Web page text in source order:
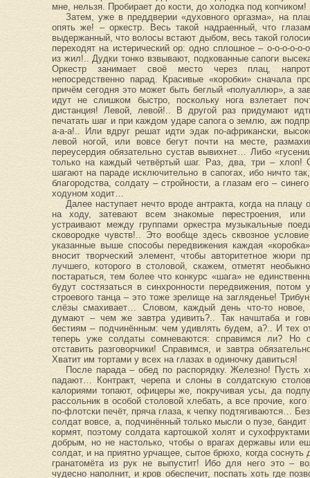
мне, нельзя. Пробирает до кости, до холодка под копчиком!
Затем, уже в преддверии «духовного оргазма», на
опять же! – оркестр. Весь такой надраенный, что
выдержанный, что волосы встают дыбом, весь такой
переходят на истерический ор: одно сплошное – о-о-о-о-
из жил!.. Дудки тонко взвывают, подкованные сапоги
Оркестр занимает своё место через плац,
непосредственно парад. Красивые «коробки» сначала
причём сегодня это может быть беглый «полуаллюр», а
идут не слишком быстро, поскольку нога взлетает
дистанция! Левой, левой!.. В другой раз придумают
печатать шаг и при каждом ударе сапога о землю, аж
а-а-а!.. Или вдруг решат идти эдак по-африкански,
левой ногой, или вовсе бегут почти на месте,
переусердия обязательно сустав вывихнет… Либо
только на каждый четвёртый шаг. Раз, два, три – хлоп!
шагают на параде исключительно в сапогах, ибо ничто
благородства, солдату – стройности, а глазам его –
ходуном ходит…
Далее наступает нечто вроде антракта, когда на
на ходу, затевают всем знакомые перестроения,
устраивают между группами оркестра музыкальные
сковородке чувств!.. Это вообще здесь сквозное
указанные выше способы передвижения каждая
вносит творческий элемент, чтобы авторитетное жюри
лучшего, которого в столовой, скажем, отметят
постараться, тем более что конкурс «шага» не
будут состязаться в синхронности передвижения, потом
строевого танца – это тоже зрелище на загляденье!
слёзы смахивает… Словом, каждый день что-то новое,
думают – чем же завтра удивить?.. Так начштаба и
бестиям – подчинённым: чем удивлять будем, а?.. И тех
теперь уже солдаты сомневаются: справимся ли? Но
отставить разговорчики! Справимся, и завтра
Хватит им тортами у всех на глазах в одиночку давиться!
После парада – обед по распорядку. Железно! Пусть
падают… Контракт, черепа и слоны в солдатскую
калориями топают, офицеры же, покручивая усы, да
рассольник в особой столовой хлебать, а все прочие,
по-флотски печёт, пряча глаза, к чепку подтягиваются…
солдат вовсе, а, подчинённый только мысли о пузе,
кормят, поэтому солдата картошкой холят и
добрым, но не настолько, чтобы о врагах державы или
солдат, и на приятно урчащее, сытое брюхо, когда соснуть
гранатомёта из рук не выпустит! Ибо для него это –
чудесно наполнит, и кров обеспечит, поспать хоть где